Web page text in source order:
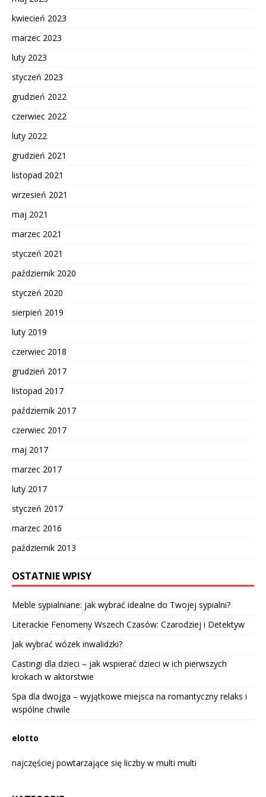
kwiecień 2023
marzec 2023
luty 2023
styczeń 2023
grudzień 2022
czerwiec 2022
luty 2022
grudzień 2021
listopad 2021
wrzesień 2021
maj 2021
marzec 2021
styczeń 2021
październik 2020
styczeń 2020
sierpień 2019
luty 2019
czerwiec 2018
grudzień 2017
listopad 2017
październik 2017
czerwiec 2017
maj 2017
marzec 2017
luty 2017
styczeń 2017
marzec 2016
październik 2013
OSTATNIE WPISY
Meble sypialniane: jak wybrać idealne do Twojej sypialni?
Literackie Fenomeny Wszech Czasów: Czarodziej i Detektyw
Jak wybrać wózek inwalidzki?
Castingi dla dzieci – jak wspierać dzieci w ich pierwszych
krokach w aktorstwie
Spa dla dwojga – wyjątkowe miejsca na romantyczny relaks i
wspólne chwile
elotto
najczęściej powtarzające się liczby w multi multi